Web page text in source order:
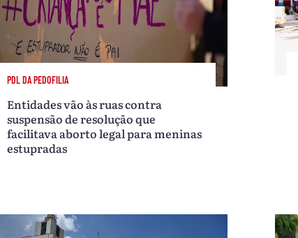
PDL DA PEDOFILIA
Entidades vão às ruas contra
suspensão de resolução que
facilitava aborto legal para meninas
estupradas